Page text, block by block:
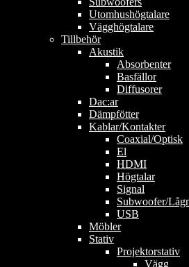
Utomhushögtalare
Vägghögtalare
Tillbehör
Akustik
Absorbenter
Basfällor
Diffusorer
Dac:ar
Dämpfötter
Kablar/Kontakter
Coaxial/Optisk
El
HDMI
Högtalar
Signal
Subwoofer/
USB
Möbler
Stativ
Projektorstativ
Vägg